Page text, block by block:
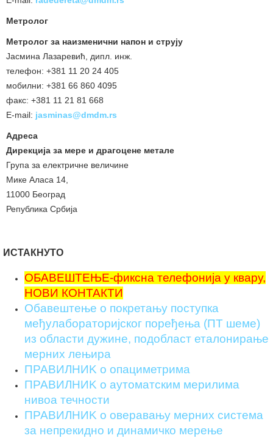
Метролог
Метролог за наизменични напон и струју
Јасмина Лазаревић, дипл. инж.
телефон: +381 11 20 24 405
мобилни: +381 66 860 4095
факс: +381 11 21 81 668
E-mail: jasminas@dmdm.rs
Адреса
Дирекција за мере и драгоцене метале
Група за електричне величине
Мике Аласа 14,
11000 Београд
Република Србија
ИСТАКНУТО
ОБАВЕШТЕЊЕ-фиксна телефонија у квару,
НОВИ КОНТАКТИ
Обавештење о покретању поступка
међулабораторијског поређења (ПТ шеме)
из области дужине, подобласт еталонирање
мерних лењира
ПРАВИЛНИK о опациметрима
ПРАВИЛНИK о аутоматским мерилима
нивоа течности
ПРАВИЛНИK о оверавању мерних система
за непрекидно и динамичко мерење